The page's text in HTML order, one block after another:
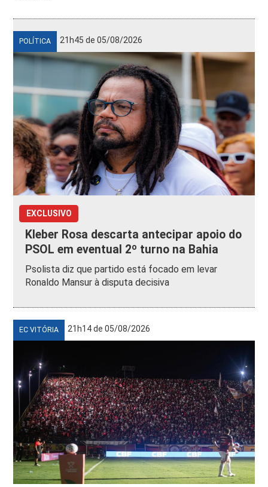
POLÍTICA 21h45 de 05/08/2026
EXCLUSIVO
Kleber Rosa descarta antecipar apoio do
PSOL em eventual 2º turno na Bahia
Psolista diz que partido está focado em levar
Ronaldo Mansur à disputa decisiva
EC VITÓRIA 21h14 de 05/08/2026